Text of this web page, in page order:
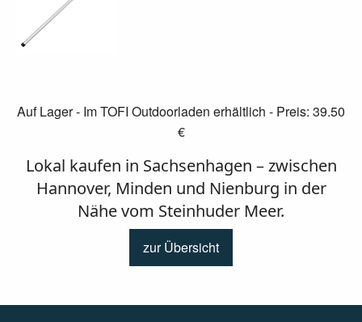
Auf Lager - Im TOFI Outdoorladen erhältlich - Preis: 39.50
€
Lokal kaufen in Sachsenhagen – zwischen
Hannover, Minden und Nienburg in der
Nähe vom Steinhuder Meer.
zur Übersicht